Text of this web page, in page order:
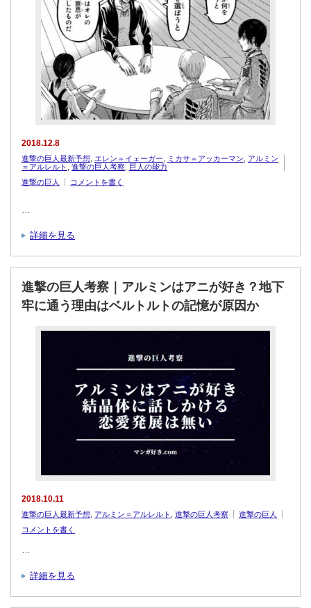
2018.12.8
進撃の巨人最新予想 エレン＝イェーガー ミカサ＝アッカーマン
アルミン
＝アルレルト
進撃の巨人考察 巨人の能力
進撃の巨人
コメントを書く
詳細を見る
進撃の巨人考察｜アルミンはアニが好き？地下
牢に通う理由はベルトルトの記憶が原因か
2018.10.11
進撃の巨人最新予想 アルミン＝アルレルト 進撃の巨人考察
進撃の巨人
コメントを書く
…
詳細を見る